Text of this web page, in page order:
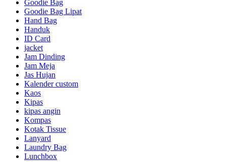
Goodie Bag
Goodie Bag Lipat
Hand Bag
Handuk
ID Card
jacket
Jam Dinding
Jam Meja
Jas Hujan
Kalender custom
Kaos
Kipas
kipas angin
Kompas
Kotak Tissue
Lanyard
Laundry Bag
Lunchbox